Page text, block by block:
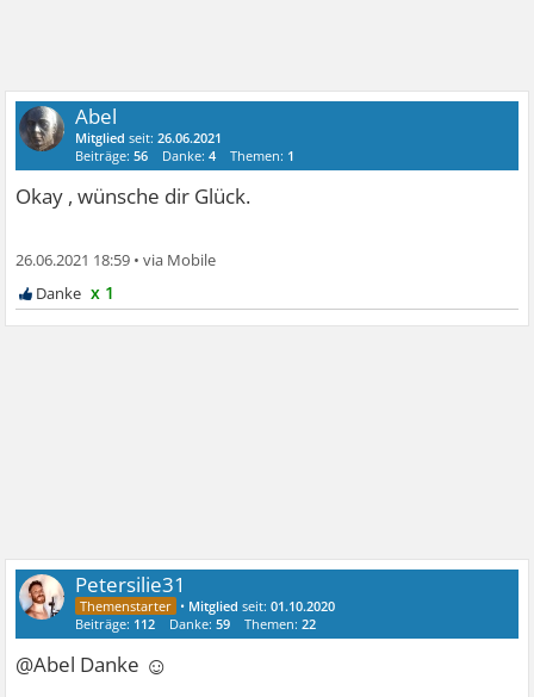
Abel
Mitglied seit:26.06.2021
Beiträge:56 Danke:4 Themen: 1
Okay , wünsche dir Glück.
26.06.2021 18:59 •
x 1
Petersilie31
• Mitglied seit:01.10.2020
Beiträge: 112 Danke:59 Themen:22
@Abel Danke ☺